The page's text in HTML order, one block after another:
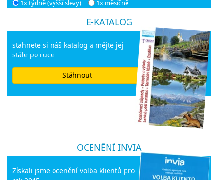
1x týdně (vyšší slevy) 1x měsíčně
E-KATALOG
stahnete si náš katalog a mějte jej
stále po ruce
Stáhnout
OCENĚNÍ INVIA
Získali jsme ocenění volba klientů pro